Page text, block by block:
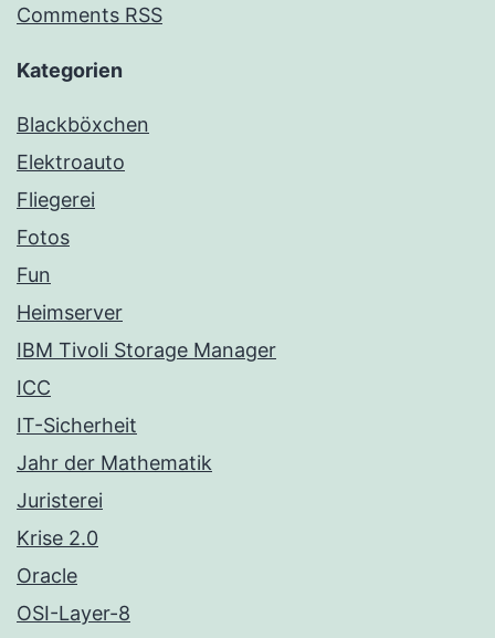
Comments RSS
Kategorien
Blackböxchen
Elektroauto
Fliegerei
Fotos
Fun
Heimserver
IBM Tivoli Storage Manager
ICC
IT-Sicherheit
Jahr der Mathematik
Juristerei
Krise 2.0
Oracle
OSI-Layer-8